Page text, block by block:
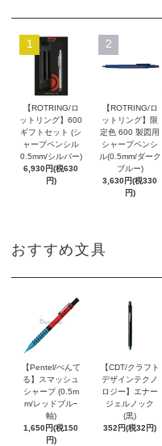
1
【ROTRING/ロ
ットリング】600
ギフトセット (シ
ャープペンシル
0.5mm/シルバー)
6,930円(税630
円)
2
【ROTRING/ロ
ットリング】限
定色 600 製図用
シャープペンシ
ル(0.5mm/ダーク
ブルー)
3,630円(税330
円)
おすすめ文具
【Pentel/ぺんて
る】スマッシュ
シャープ (0.5m
m/レッドブルｰ
軸)
1,650円(税150
円)
【CDT/クラフト
デザインテクノ
ロジー】エナー
ジェルノック
(黒)
352円(税32円)